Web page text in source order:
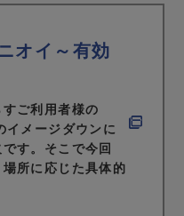
オイ～有効
ご利用者様の
イメージダウンに
す。そこで今回
所に応じた具体的